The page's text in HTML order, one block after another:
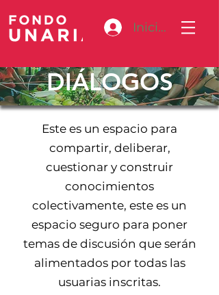
Iniciar sesión
DIÁLOGOS
Este es un espacio para
compartir, deliberar,
cuestionar y construir
conocimientos
colectivamente, este es un
espacio seguro para poner
temas de discusión que serán
alimentados por todas las
usuarias inscritas.